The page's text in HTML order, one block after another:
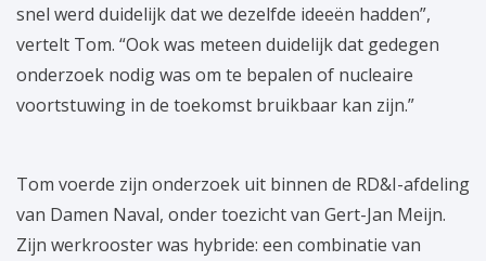
snel werd duidelijk dat we dezelfde ideeën hadden”,
vertelt Tom. “Ook was meteen duidelijk dat gedegen
onderzoek nodig was om te bepalen of nucleaire
voortstuwing in de toekomst bruikbaar kan zijn.”
Tom voerde zijn onderzoek uit binnen de RD&I-afdeling
van Damen Naval, onder toezicht van Gert-Jan Meijn.
Zijn werkrooster was hybride: een combinatie van